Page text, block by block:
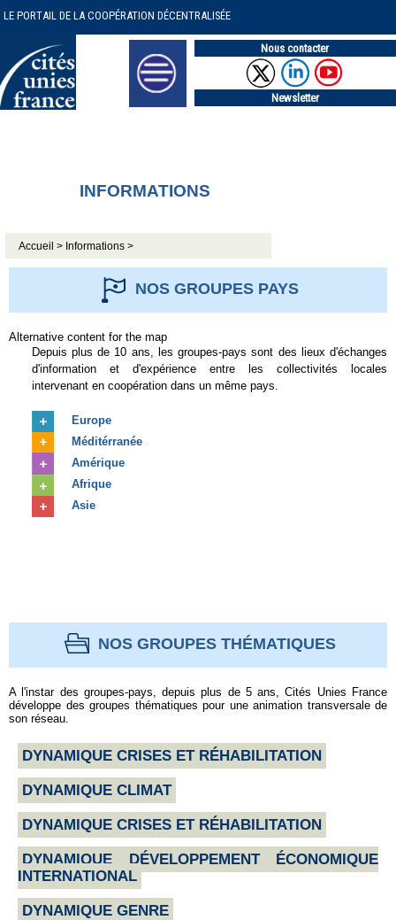
LE PORTAIL DE LA COOPÉRATION DÉCENTRALISÉE
Nous contacter
Newsletter
INFORMATIONS
Accueil > Informations >
NOS GROUPES PAYS
Alternative content for the map
Depuis plus de 10 ans, les groupes-pays sont des lieux d'échanges
d'information et d'expérience entre les collectivités locales
intervenant en coopération dans un même pays.
Europe
Méditérranée
Amérique
Afrique
Asie
NOS GROUPES THÉMATIQUES
A l'instar des groupes-pays, depuis plus de 5 ans, Cités Unies France
développe des groupes thématiques pour une animation transversale de
son réseau.
DYNAMIQUE CRISES ET RÉHABILITATION
DYNAMIQUE CLIMAT
DYNAMIQUE CRISES ET RÉHABILITATION
DYNAMIQUE DÉVELOPPEMENT ÉCONOMIQUE
INTERNATIONAL
DYNAMIQUE GENRE